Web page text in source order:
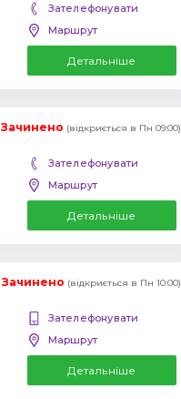
Зателефонувати
Маршрут
Детальніше
Зачинено (відкриється в Пн 09:00)
Зателефонувати
Маршрут
Детальніше
Зачинено (відкриється в Пн 10:00)
Зателефонувати
Маршрут
Детальніше